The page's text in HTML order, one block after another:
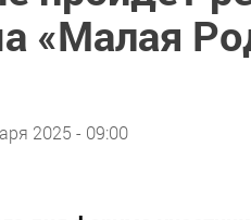
«Малая
2025 - 09:00